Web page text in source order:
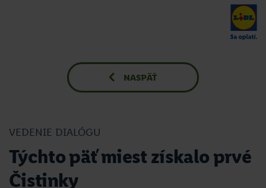
NASPÄŤ
VEDENIE DIALÓGU
Týchto päť miest získalo prvé
Čistinky